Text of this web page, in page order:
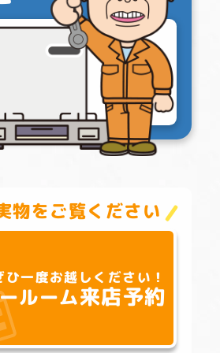
物をご覧ください
ひ一度お越しください！
ルーム来店予約